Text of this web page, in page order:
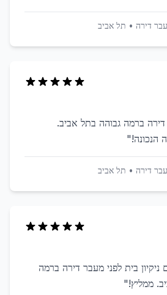
דירה • תל אביב
דירה ברמה גבוהה בתל אביב.
הנכונה!"
דירה • תל אביב
ניקיון בית לפני מעבר דירה ברמה
ממליץ!"